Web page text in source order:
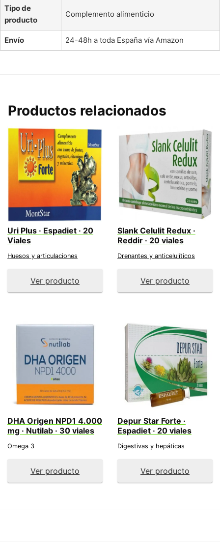
Tipo de
producto
Complemento alimenticio
Envío 24-48h a toda España vía Amazon
Productos relacionados
Uri Plus · Espadiet · 20
Viales
Huesos y articulaciones
Ver producto
Slank Celulit Redux ·
Reddir · 20 viales
Drenantes y anticelulíticos
Ver producto
DHA Origen NPD1 4.000
mg · Nutilab · 30 viales
Omega 3
Ver producto
Depur Star Forte ·
Espadiet · 20 viales
Digestivas y hepáticas
Ver producto